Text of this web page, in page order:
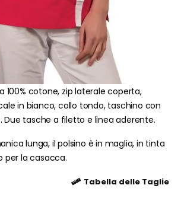
100% cotone, zip laterale coperta,
in bianco, collo tondo, taschino con
Due tasche a filetto e linea aderente.
lunga, il polsino è in maglia, in tinta
per la casacca.
Tabella delle Taglie